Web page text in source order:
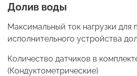
Долив воды
Максимальный ток нагрузки для
исполнительного устройства
Количество датчиков в
(Кондуктометрические)